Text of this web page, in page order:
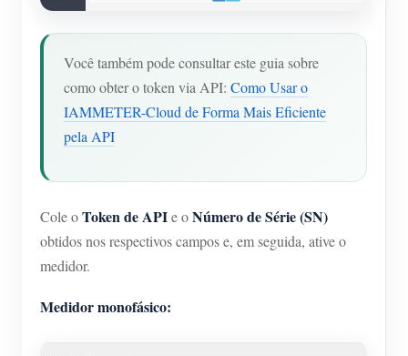
Você também pode consultar este guia sobre
como obter o token via API: Como Usar o
IAMMETER-Cloud de Forma Mais Eficiente
pela API
Cole oToken de APIe oNúmero de Série (SN)
obtidos nos respectivos campos e, em seguida, ative o
medidor.
Medidor monofásico: